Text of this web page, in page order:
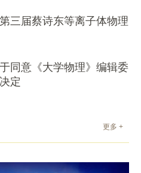
三届蔡诗东等离子体物理
同意《大学物理》编辑委
定
更多 +